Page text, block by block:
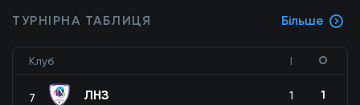
ТУРНІРНА ТАБЛИЦЯ Більше
Клуб І О
7 ЛНЗ 1 1